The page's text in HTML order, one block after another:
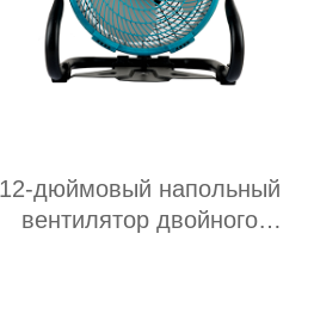
12-дюймовый напольный
вентилятор двойного